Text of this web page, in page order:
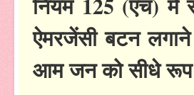
ऐमरजेंसी बटन
आम जन को सीधे रूप